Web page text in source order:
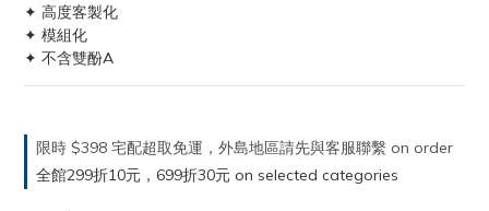
✦ 高度客製化
✦ 模組化
✦ 不含雙酚A
限時 $398 宅配超取免運，外島地區請先與客服聯繫 on order
全館299折10元，699折30元 on selected categories